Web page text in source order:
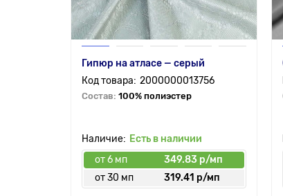
Гипюр на атласе — серый
2000000013756
Состав: 100% полиэстер
Есть в наличии
от 6 мп
349.83 р/мп
от 30 мп
319.41 р/мп